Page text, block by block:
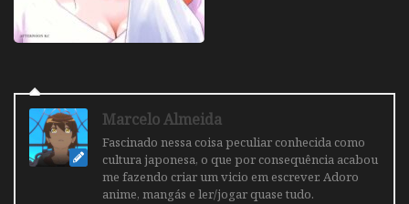
Marcelo Almeida
Fascinado nessa coisa peculiar conhecida como
cultura japonesa, o que por consequência acabou
me fazendo criar um vicio em escrever. Adoro
anime, mangás e ler/jogar quase tudo.